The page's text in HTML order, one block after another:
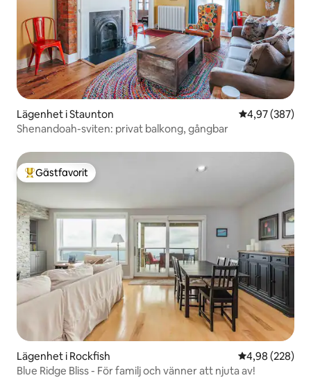
Lägenhet i Staunton 4,97 av 5 i
4,97 (387)
Shenandoah-sviten: privat balkong, gångbar
Populär gästfavorit
Gästfavorit
Lägenhet i Rockfish 4,98 av 5 i
4,98 (228)
Blue Ridge Bliss - För familj och vänner att njuta av!